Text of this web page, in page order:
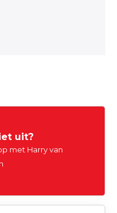
uit?
met Harry van